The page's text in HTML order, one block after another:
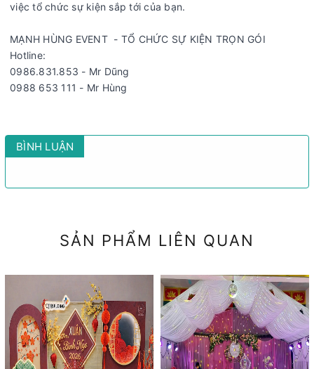
việc tổ chức sự kiện sắp tới của bạn.
MẠNH HÙNG EVENT - TỔ CHỨC SỰ KIỆN TRỌN GÓI
Hotline:
0986.831.853 - Mr Dũng
0988 653 111 - Mr Hùng
BÌNH LUẬN
SẢN PHẨM LIÊN QUAN